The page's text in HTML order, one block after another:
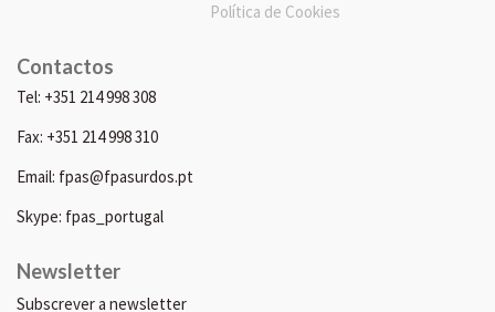
Política de Cookies
Contactos
Tel: +351 214 998 308
Fax: +351 214 998 310
Email: fpas@fpasurdos.pt
Skype: fpas_portugal
Newsletter
Subscrever a newsletter